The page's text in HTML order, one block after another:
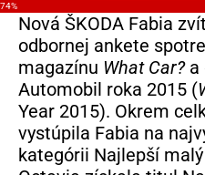
74%
Nová ŠKODA Fabia
odbornej ankete
magazínu What Car?a
Automobil roka 2015 (
Year 2015). Okrem
vystúpila Fabia na
kategórii Najlepší